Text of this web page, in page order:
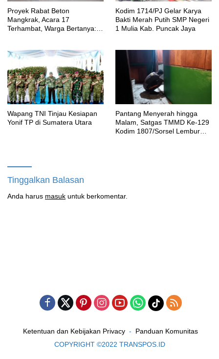
Proyek Rabat Beton
Mangkrak, Acara 17
Terhambat, Warga Bertanya:
Kodim 1714/PJ Gelar Karya
Bakti Merah Putih SMP Negeri
1 Mulia Kab. Puncak Jaya
Wapang TNI Tinjau Kesiapan
Yonif TP di Sumatera Utara
Pantang Menyerah hingga
Malam, Satgas TMMD Ke-129
Kodim 1807/Sorsel Lembur
Tinggalkan Balasan
Anda harus masuk untuk berkomentar.
Ketentuan dan Kebijakan Privacy
Panduan Komunitas
COPYRIGHT ©2022 TRANSPOS.ID